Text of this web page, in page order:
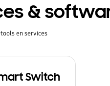
&
en services
Switch